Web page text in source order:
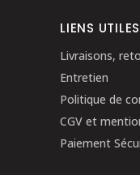
LIENS UTILES
Livraisons,
Entretien
Politique de
CGV et
Paiement